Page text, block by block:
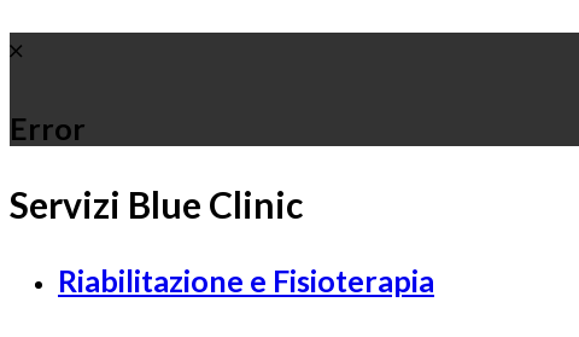
Error
Servizi Blue Clinic
Riabilitazione e Fisioterapia